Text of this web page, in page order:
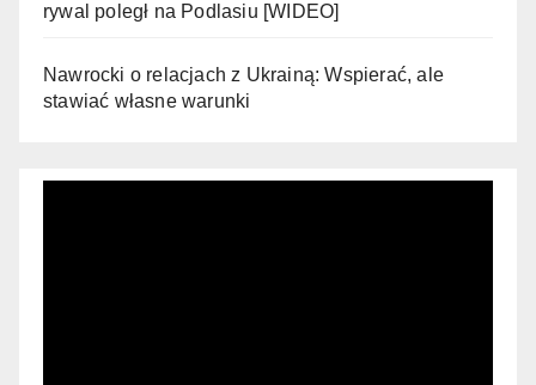
rywal poległ na Podlasiu [WIDEO]
Nawrocki o relacjach z Ukrainą: Wspierać, ale
stawiać własne warunki